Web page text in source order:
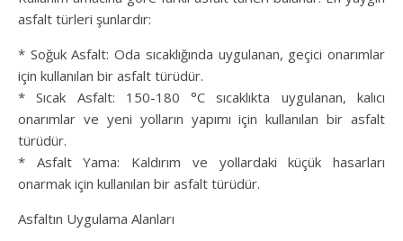
asfalt türleri şunlardır:
* Soğuk Asfalt: Oda sıcaklığında uygulanan, geçici onarımlar
için kullanılan bir asfalt türüdür.
* Sıcak Asfalt: 150-180 °C sıcaklıkta uygulanan, kalıcı
onarımlar ve yeni yolların yapımı için kullanılan bir asfalt
türüdür.
* Asfalt Yama: Kaldırım ve yollardaki küçük hasarları
onarmak için kullanılan bir asfalt türüdür.
Asfaltın Uygulama Alanları